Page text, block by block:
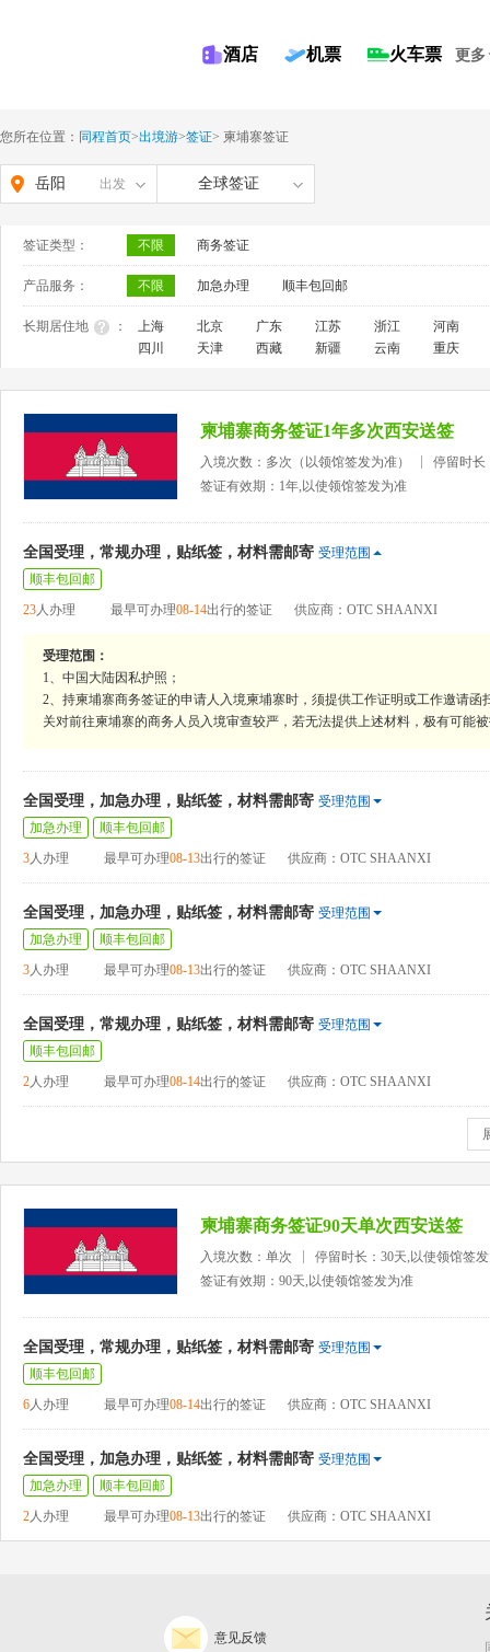
酒店 机票 火车票 更多
您所在位置： 同程首页>出境游>签证> 柬埔寨签证
岳阳 出发 全球签证
签证类型： 不限 商务签证
产品服务： 不限 加急办理 顺丰包回邮
长期居住地 ： 上海 北京 广东 江苏 浙江
河南
四川
天津 西藏 新疆 云南 重庆
柬埔寨商务签证1年多次西安送签
入境次数：多次（以领馆签发为准）
停留时长
签证有效期：1年,以使领馆签发为准
全国受理，常规办理，贴纸签，材料需邮寄 受理范围
顺丰包回邮
23人办理 最早可办理08-14出行的签证 供应商：OTC SHAANXI
受理范围：
1、中国大陆因私护照；
2、持柬埔寨商务签证的申请人入境柬埔寨时，须提供工作证明或工作邀请
关对前往柬埔寨的商务人员入境审查较严，若无法提供上述材料，极有可能
全国受理，加急办理，贴纸签，材料需邮寄 受理范围
加急办理
顺丰包回邮
3人办理 最早可办理08-13出行的签证 供应商：OTC SHAANXI
全国受理，加急办理，贴纸签，材料需邮寄 受理范围
加急办理
顺丰包回邮
3人办理 最早可办理08-13出行的签证 供应商：OTC SHAANXI
全国受理，常规办理，贴纸签，材料需邮寄 受理范围
顺丰包回邮
2人办理 最早可办理08-14出行的签证 供应商：OTC SHAANXI
柬埔寨商务签证90天单次西安送签
入境次数：单次
停留时长：30天,以使领馆签
签证有效期：90天,以使领馆签发为准
全国受理，常规办理，贴纸签，材料需邮寄 受理范围
顺丰包回邮
6人办理 最早可办理08-14出行的签证 供应商：OTC SHAANXI
全国受理，加急办理，贴纸签，材料需邮寄 受理范围
加急办理
顺丰包回邮
2人办理 最早可办理08-13出行的签证 供应商：OTC SHAANXI
意见反馈